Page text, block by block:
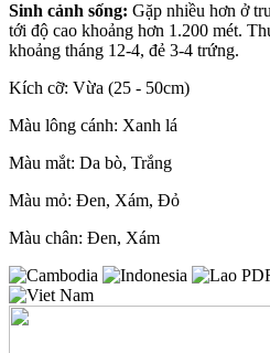
Sinh cảnh sống: Gặp nhiều hơn ở
tới độ cao khoảng hơn 1.200 mét.
khoảng tháng 12-4, đẻ 3-4 trứng.
Kích cỡ: Vừa (25 - 50cm)
Màu lông cánh: Xanh lá
Màu mắt: Da bò, Trắng
Màu mỏ: Đen, Xám, Đỏ
Màu chân: Đen, Xám